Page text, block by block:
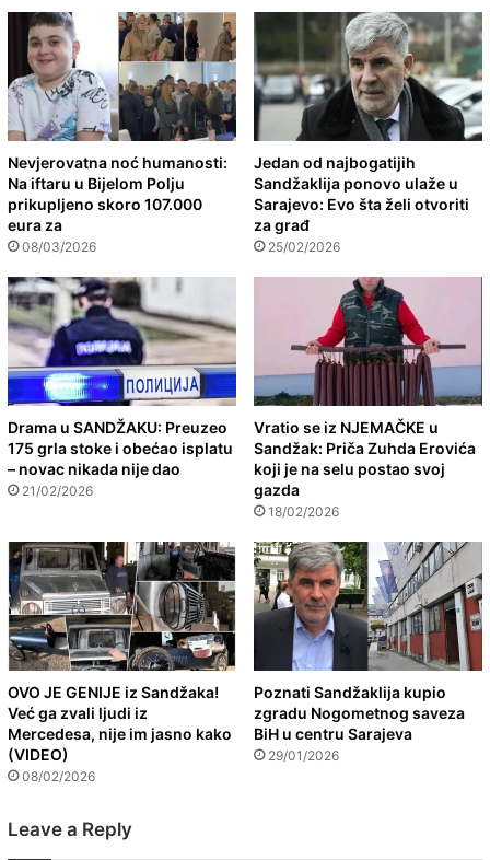
Nevjerovatna noć humanosti:
Na iftaru u Bijelom Polju
prikupljeno skoro 107.000
eura za
08/03/2026
Jedan od najbogatijih
Sandžaklija ponovo ulaže u
Sarajevo: Evo šta želi otvoriti
za građ
25/02/2026
Drama u SANDŽAKU: Preuzeo
175 grla stoke i obećao isplatu
– novac nikada nije dao
21/02/2026
Vratio se iz NJEMAČKE u
Sandžak: Priča Zuhda Erovića
koji je na selu postao svoj
gazda
18/02/2026
OVO JE GENIJE iz Sandžaka!
Već ga zvali ljudi iz
Mercedesa, nije im jasno kako
(VIDEO)
08/02/2026
Poznati Sandžaklija kupio
zgradu Nogometnog saveza
BiH u centru Sarajeva
29/01/2026
Leave a Reply